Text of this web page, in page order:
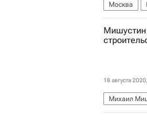
Москва
Мишустин
18 августа
Михаил